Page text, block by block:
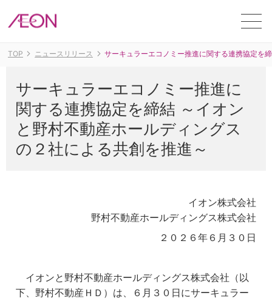
TOP ニュースリリース サーキュラーエコノミー推進に関する連携協定を
サーキュラーエコノミー推進に
関する連携協定を締結 ～イオン
と野村不動産ホールディングス
の２社による共創を推進～
イオン株式会社
野村不動産ホールディングス株式会社
２０２６年６月３０日
イオンと野村不動産ホールディングス株式会社（以
下、野村不動産ＨＤ）は、６月３０日にサーキュラー